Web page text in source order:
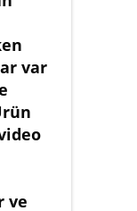
var
ve